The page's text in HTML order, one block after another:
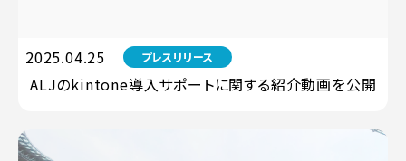
2025.04.25 プレスリリース
ALJのkintone導入サポートに関する紹介動画を公開